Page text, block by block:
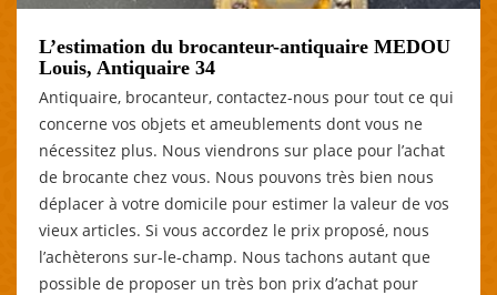
L’estimation du brocanteur-antiquaire MEDOU
Louis, Antiquaire 34
Antiquaire, brocanteur, contactez-nous pour tout ce qui
concerne vos objets et ameublements dont vous ne
nécessitez plus. Nous viendrons sur place pour l’achat
de brocante chez vous. Nous pouvons très bien nous
déplacer à votre domicile pour estimer la valeur de vos
vieux articles. Si vous accordez le prix proposé, nous
l’achèterons sur-le-champ. Nous tachons autant que
possible de proposer un très bon prix d’achat pour